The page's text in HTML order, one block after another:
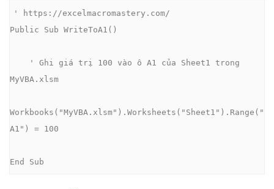
' https://excelmacromastery.com/
Public Sub WriteToA1()
MyVBA.xlsm
Workbooks("MyVBA.xlsm").Worksheets("Sheet1").Range("
A1") = 100
End Sub